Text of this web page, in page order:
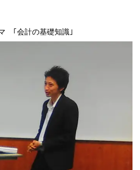
｢会計の基礎知識｣